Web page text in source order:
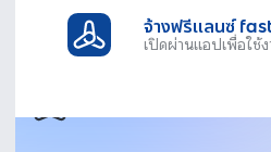
จ้างฟรีแลนซ์
เปิดผ่านแอปเพื่อใช้